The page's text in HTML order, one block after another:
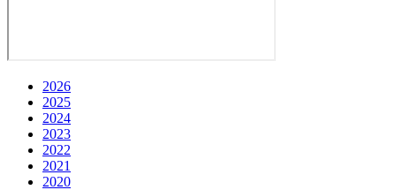
2026
2025
2024
2023
2022
2021
2020